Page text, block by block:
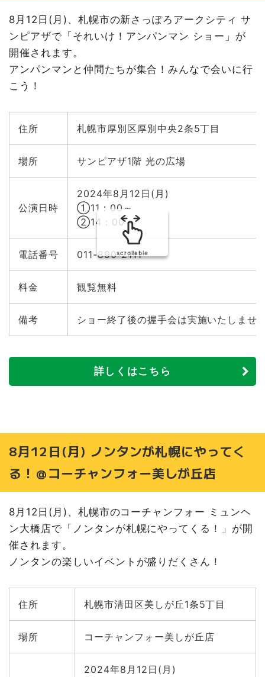
8月12日(月)、札幌市の新さっぽろアークシティ サ
ンピアザで「それいけ！アンパンマン ショー」が
開催されます。
アンパンマンと仲間たちが集合！みんなで会いに行
こう！
住所 札幌市厚別区厚別中央2条5丁目
場所 サンピアザ1階 光の広場
公演日時
2024年8月12日(月)
①11：00～
②14：00～
電話番号 011-890-2111
料金 観覧無料
備考 ショー終了後の握手会は実施いたしませ
scrollable
詳しくはこちら
8月12日(月) ノンタンが札幌にやってく
る！＠コーチャンフォー美しが丘店
8月12日(月)、札幌市のコーチャンフォー ミュンヘ
ン大橋店で「ノンタンが札幌にやってくる！」が開
催されます。
ノンタンの楽しいイベントが盛りだくさん！
住所 札幌市清田区美しが丘1条5丁目
場所 コーチャンフォー美しが丘店
2024年8月12日(月)